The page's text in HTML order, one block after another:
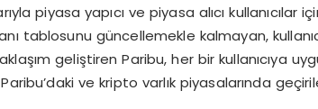
piyasa yapıcı ve piyasa alıcı kullanıcılar
tablosunu güncellemekle kalmayan,
geliştiren Paribu, her bir kullanıcıya
ve kripto varlık piyasalarında